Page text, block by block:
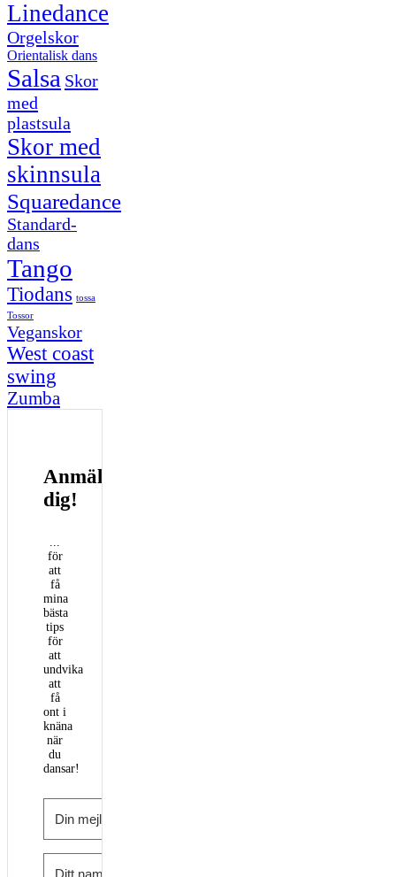
Linedance
Orgelskor
Orientalisk dans
Salsa Skor
med
plastsula
Skor med
skinnsula
Squaredance
Standard-
dans
Tango
Tiodans tossa
Tossor
Veganskor
West coast
swing
Zumba
Anmäl
dig!
för
att
få
mina
bästa
tips
för
att
undvika
att
få
ont i
knäna
när
du
dansar!